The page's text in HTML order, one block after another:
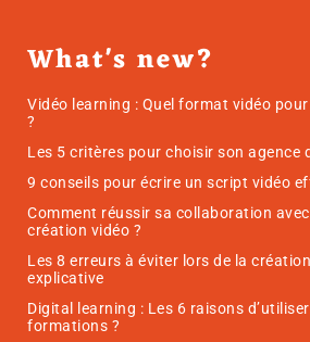
What's new?
Vidéo learning : Quel format vidéo
?
Les 5 critères pour choisir son agence
9 conseils pour écrire un script vidéo
Comment réussir sa collaboration
création vidéo ?
Les 8 erreurs à éviter lors de la
explicative
Digital learning : Les 6 raisons
formations ?